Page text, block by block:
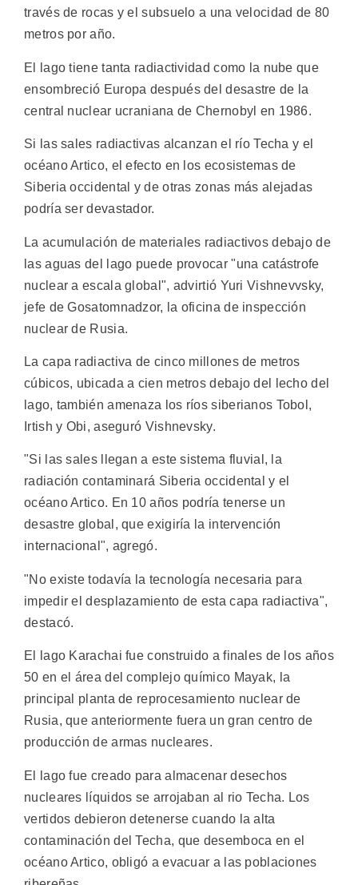
través de rocas y el subsuelo a una velocidad de 80
metros por año.
El lago tiene tanta radiactividad como la nube que
ensombreció Europa después del desastre de la
central nuclear ucraniana de Chernobyl en 1986.
Si las sales radiactivas alcanzan el río Techa y el
océano Artico, el efecto en los ecosistemas de
Siberia occidental y de otras zonas más alejadas
podría ser devastador.
La acumulación de materiales radiactivos debajo de
las aguas del lago puede provocar "una catástrofe
nuclear a escala global", advirtió Yuri Vishnevvsky,
jefe de Gosatomnadzor, la oficina de inspección
nuclear de Rusia.
La capa radiactiva de cinco millones de metros
cúbicos, ubicada a cien metros debajo del lecho del
lago, también amenaza los ríos siberianos Tobol,
Irtish y Obi, aseguró Vishnevsky.
"Si las sales llegan a este sistema fluvial, la
radiación contaminará Siberia occidental y el
océano Artico. En 10 años podría tenerse un
desastre global, que exigiría la intervención
internacional", agregó.
"No existe todavía la tecnología necesaria para
impedir el desplazamiento de esta capa radiactiva",
destacó.
El lago Karachai fue construido a finales de los años
50 en el área del complejo químico Mayak, la
principal planta de reprocesamiento nuclear de
Rusia, que anteriormente fuera un gran centro de
producción de armas nucleares.
El lago fue creado para almacenar desechos
nucleares líquidos se arrojaban al rio Techa. Los
vertidos debieron detenerse cuando la alta
contaminación del Techa, que desemboca en el
océano Artico, obligó a evacuar a las poblaciones